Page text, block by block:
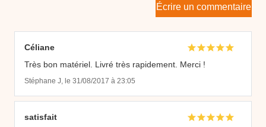
Écrire un commentaire
Céliane
Très bon matériel. Livré très rapidement. Merci !
Stéphane J, le 31/08/2017 à 23:05
satisfait